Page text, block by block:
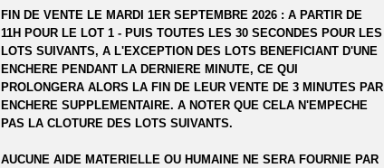
FIN DE VENTE LE MARDI 1ER SEPTEMBRE 2026 : A PARTIR DE
11H POUR LE LOT 1 - PUIS TOUTES LES 30 SECONDES POUR LES
LOTS SUIVANTS, A L'EXCEPTION DES LOTS BENEFICIANT D'UNE
ENCHERE PENDANT LA DERNIERE MINUTE, CE QUI
PROLONGERA ALORS LA FIN DE LEUR VENTE DE 3 MINUTES PAR
ENCHERE SUPPLEMENTAIRE. A NOTER QUE CELA N'EMPECHE
PAS LA CLOTURE DES LOTS SUIVANTS.
AUCUNE AIDE MATERIELLE OU HUMAINE NE SERA FOURNIE PAR